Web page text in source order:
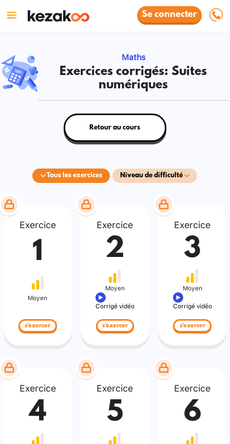
Se connecter
Maths
Exercices corrigés: Suites
numériques
Tous les exercices Niveau de difficulté
Retour au cours
Exercice
1
Moyen
s'exercer
Exercice
2
Moyen
Corrigé vidéo
s'exercer
Exercice
3
Moyen
Corrigé vidéo
s'exercer
Exercice
4
Exercice
5
Exercice
6